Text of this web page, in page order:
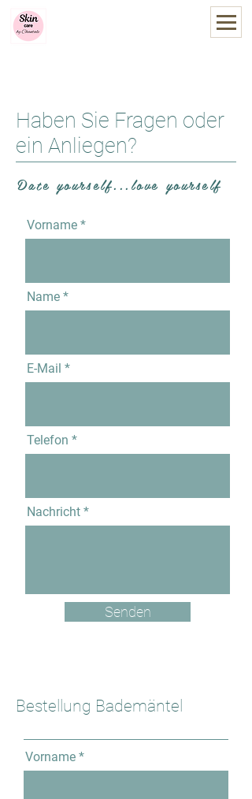
Haben Sie Fragen oder
ein Anliegen?
Date yourself...love yourself
Vorname
Name
E-Mail
Telefon
Nachricht
Senden
Bestellung Bademäntel
Vorname